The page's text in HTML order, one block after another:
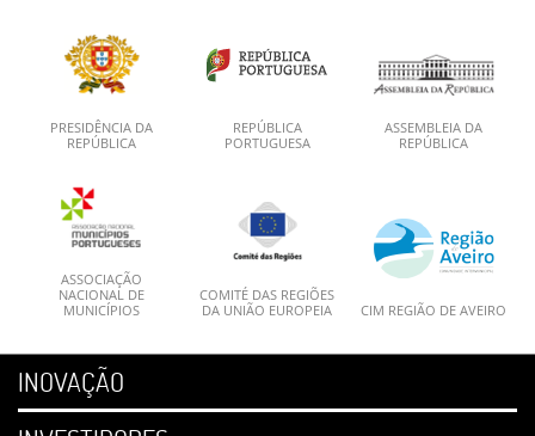
PRESIDÊNCIA DA
REPÚBLICA
REPÚBLICA
PORTUGUESA
ASSEMBLEIA DA
REPÚBLICA
ASSOCIAÇÃO
NACIONAL DE
MUNICÍPIOS
COMITÉ DAS REGIÕES
DA UNIÃO EUROPEIA
CIM REGIÃO DE AVEIRO
INOVAÇÃO